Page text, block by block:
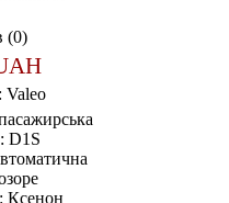
(0)
Valeo
D1S
Ксенон